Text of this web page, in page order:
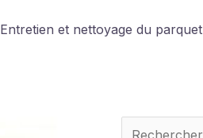
Entretien et nettoyage du parquet